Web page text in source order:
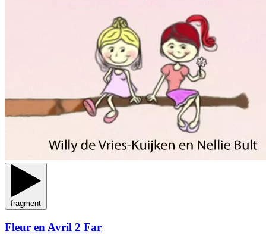
fragment
Fleur en Avril 2 Far